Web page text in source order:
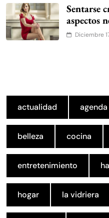
Sentarse
aspectos
Diciembre
actualidad
belleza cocina
entretenimiento
hogar la vidriera